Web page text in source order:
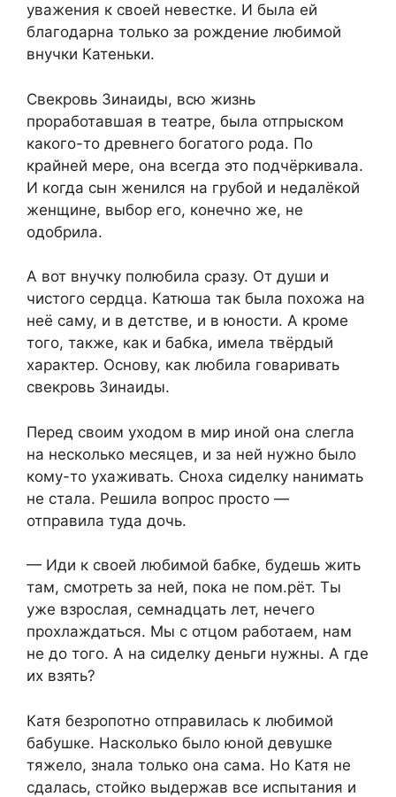
уважения к своей невестке. И была ей
благодарна только за рождение любимой
внучки Катеньки.
Свекровь Зинаиды, всю жизнь
проработавшая в театре, была отпрыском
какого-то древнего богатого рода. По
крайней мере, она всегда это подчёркивала.
И когда сын женился на грубой и недалёкой
женщине, выбор его, конечно же, не
одобрила.
А вот внучку полюбила сразу. От души и
чистого сердца. Катюша так была похожа на
неё саму, и в детстве, и в юности. А кроме
того, также, как и бабка, имела твёрдый
характер. Основу, как любила говаривать
свекровь Зинаиды.
Перед своим уходом в мир иной она слегла
на несколько месяцев, и за ней нужно было
кому-то ухаживать. Сноха сиделку нанимать
не стала. Решила вопрос просто —
отправила туда дочь.
— Иди к своей любимой бабке, будешь жить
там, смотреть за ней, пока не пом.рёт. Ты
уже взрослая, семнадцать лет, нечего
прохлаждаться. Мы с отцом работаем, нам
не до того. А на сиделку деньги нужны. А где
их взять?
Катя безропотно отправилась к любимой
бабушке. Насколько было юной девушке
тяжело, знала только она сама. Но Катя не
сдалась, стойко выдержав все испытания и